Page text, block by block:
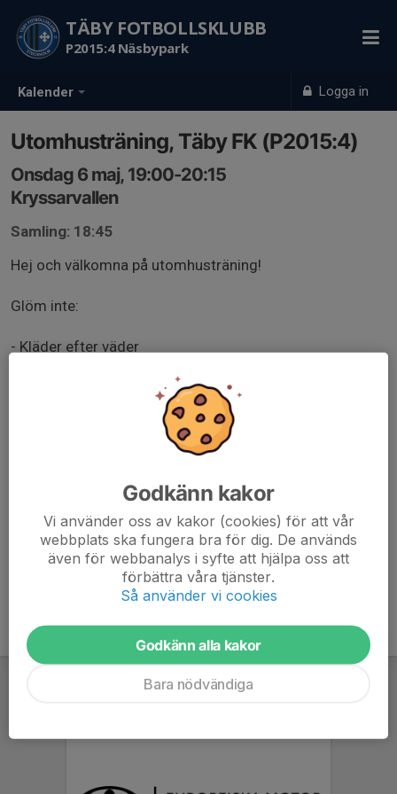
Kalender Logga in
TÄBY FOTBOLLSKLUBB
P2015:4 Näsbypark
Utomhusträning, Täby FK (P2015:4)
Onsdag 6 maj, 19:00-20:15
Kryssarvallen
Samling: 18:45
Hej och välkomna på utomhusträning!
Glöm inte:
- Kläder efter väder
- Vi är här för att spela fotboll, lyssna på tränarna!
Godkänn kakor
Vi använder oss av kakor (cookies) för att vår
webbplats ska fungera bra för dig. De används
även för webbanalys i syfte att hjälpa oss att
förbättra våra tjänster.
Så använder vi cookies
Godkänn alla kakor
Bara nödvändiga